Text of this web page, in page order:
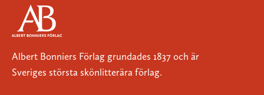
Albert Bonniers Förlag grundades 1837 och är
Sveriges största skönlitterära förlag.